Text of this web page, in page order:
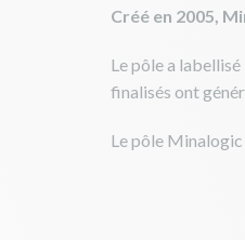
Créé en 2005,
Le pôle a
finalisés ont
Le pôle